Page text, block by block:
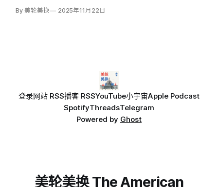
能预测未来，但大概知道怎么回事，就先跟大家聊一聊。
By 美轮美换 2025年11月22日
登录网站 RSS播客 RSSYouTube小宇宙Apple Podcast
SpotifyThreadsTelegram
Powered by Ghost
美轮美换 The American